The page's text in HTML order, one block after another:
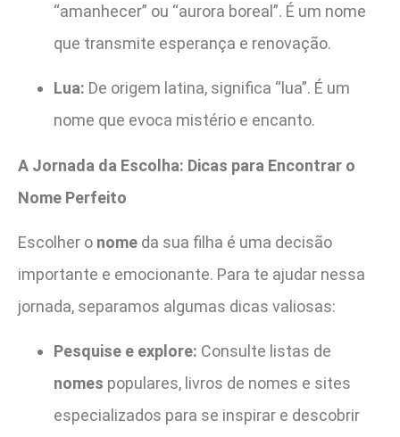
“amanhecer” ou “aurora boreal”. É um nome
que transmite esperança e renovação.
Lua: De origem latina, significa “lua”. É um
nome que evoca mistério e encanto.
A Jornada da Escolha: Dicas para Encontrar o
Nome Perfeito
Escolher o nome da sua filha é uma decisão
importante e emocionante. Para te ajudar nessa
jornada, separamos algumas dicas valiosas:
Pesquise e explore: Consulte listas de
nomes populares, livros de nomes e sites
especializados para se inspirar e descobrir